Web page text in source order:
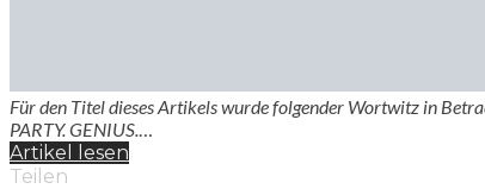
Für den Titel dieses Artikels wurde folgender Wortwitz in
PARTY. GENIUS.…
Artikel lesen
Teilen